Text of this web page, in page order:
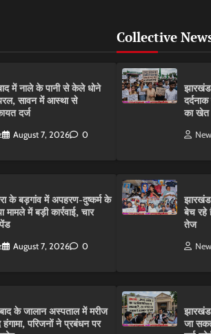
में नाले के पानी से केले धोने
सावन में आस्था से
दर्ज
August 7, 2026 0
के बड़गांव में अपहरण-दुष्कर्म के
मामले में बड़ी कार्रवाई, चार
August 7, 2026 0
के जालान अस्पताल में मरीज
परिजनों ने प्रबंधन पर
Collective
झारखंड
का खेत
झारखंड
बेच रहे
तेज
झारखंड
जा